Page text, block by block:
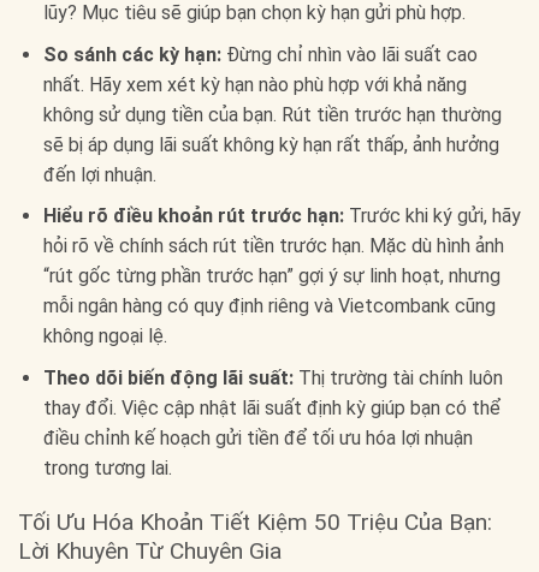
lũy? Mục tiêu sẽ giúp bạn chọn kỳ hạn gửi phù hợp.
So sánh các kỳ hạn:Đừng chỉ nhìn vào lãi suất cao
nhất. Hãy xem xét kỳ hạn nào phù hợp với khả năng
không sử dụng tiền của bạn. Rút tiền trước hạn thường
sẽ bị áp dụng lãi suất không kỳ hạn rất thấp, ảnh hưởng
đến lợi nhuận.
Hiểu rõ điều khoản rút trước hạn:Trước khi ký gửi, hãy
hỏi rõ về chính sách rút tiền trước hạn. Mặc dù hình ảnh
“rút gốc từng phần trước hạn” gợi ý sự linh hoạt, nhưng
mỗi ngân hàng có quy định riêng và Vietcombank cũng
không ngoại lệ.
Theo dõi biến động lãi suất:Thị trường tài chính luôn
thay đổi. Việc cập nhật lãi suất định kỳ giúp bạn có thể
điều chỉnh kế hoạch gửi tiền để tối ưu hóa lợi nhuận
trong tương lai.
Tối Ưu Hóa Khoản Tiết Kiệm 50 Triệu Của Bạn:
Lời Khuyên Từ Chuyên Gia